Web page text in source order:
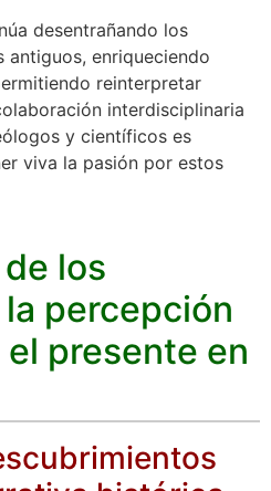
desentrañando los
antiguos, enriqueciendo
reinterpretar
interdisciplinaria
y científicos es
viva la pasión por estos
los
percepción
presente en